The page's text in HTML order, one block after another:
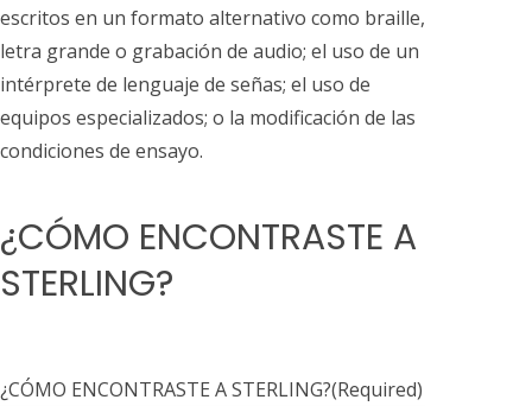
escritos en un formato alternativo como braille,
letra grande o grabación de audio; el uso de un
intérprete de lenguaje de señas; el uso de
equipos especializados; o la modificación de las
condiciones de ensayo.
¿CÓMO ENCONTRASTE A
STERLING?
¿CÓMO ENCONTRASTE A STERLING?(Required)